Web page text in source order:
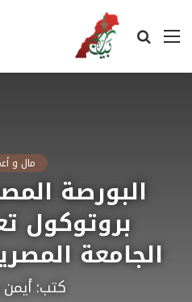
القائمة بحث
مال و
البورصة
بروتوكول
الجامعة
كتب: